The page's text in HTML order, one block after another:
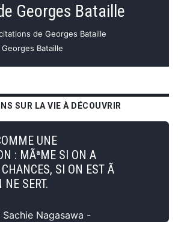
Georges Bataille
de Georges Bataille
Bataille
SUR LA VIE À DÉCOUVRIR
UNE
: MÃªME SI ON A
CHANCES, SI ON EST Ã
SERT.
Sachie Nagasawa -